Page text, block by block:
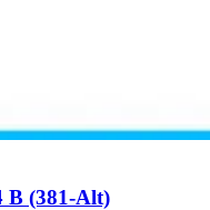
B (381-Alt)